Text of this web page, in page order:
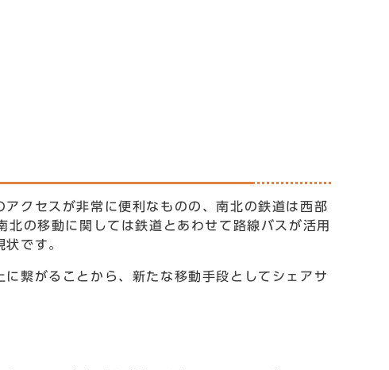
クセスが非常に便利なものの、南北の鉄道は西部
の移動に関しては鉄道とあわせて路線バスが活用
です。
繋がることから、新たな移動手段としてシェアサ